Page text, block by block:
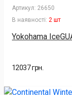
Артикул: 26650
В наявності: 2 шт
Yokohama
12037 грн.